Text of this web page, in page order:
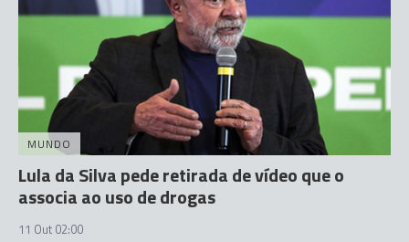
MUNDO
Lula da Silva pede retirada de vídeo que o
associa ao uso de drogas
11 Out 02:00